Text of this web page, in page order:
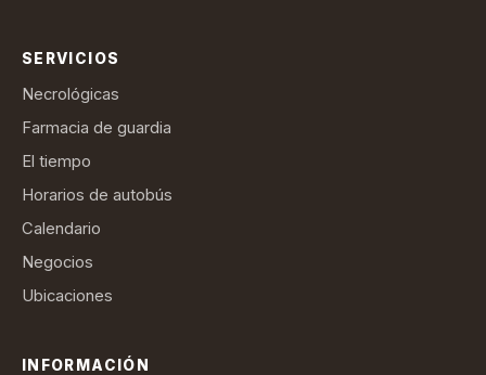
SERVICIOS
Necrológicas
Farmacia de guardia
El tiempo
Horarios de autobús
Calendario
Negocios
Ubicaciones
INFORMACIÓN